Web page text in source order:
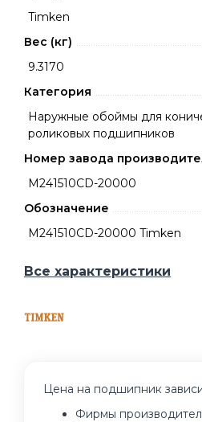
Timken
Вес (кг)
9.3170
Категория
Наружные обоймы для
роликовых подшипников
Номер завода
M241510CD-20000
Обозначение
M241510CD-20000 Timken
Все характеристики
Цена на подшипник
Фирмы